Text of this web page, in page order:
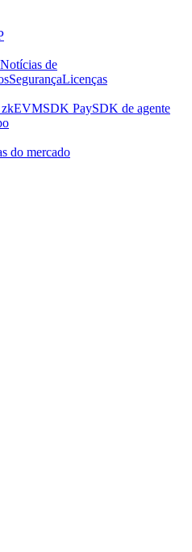
Notícias de
SegurançaLicenças
zkEVMSDK PaySDK de agente
do mercado